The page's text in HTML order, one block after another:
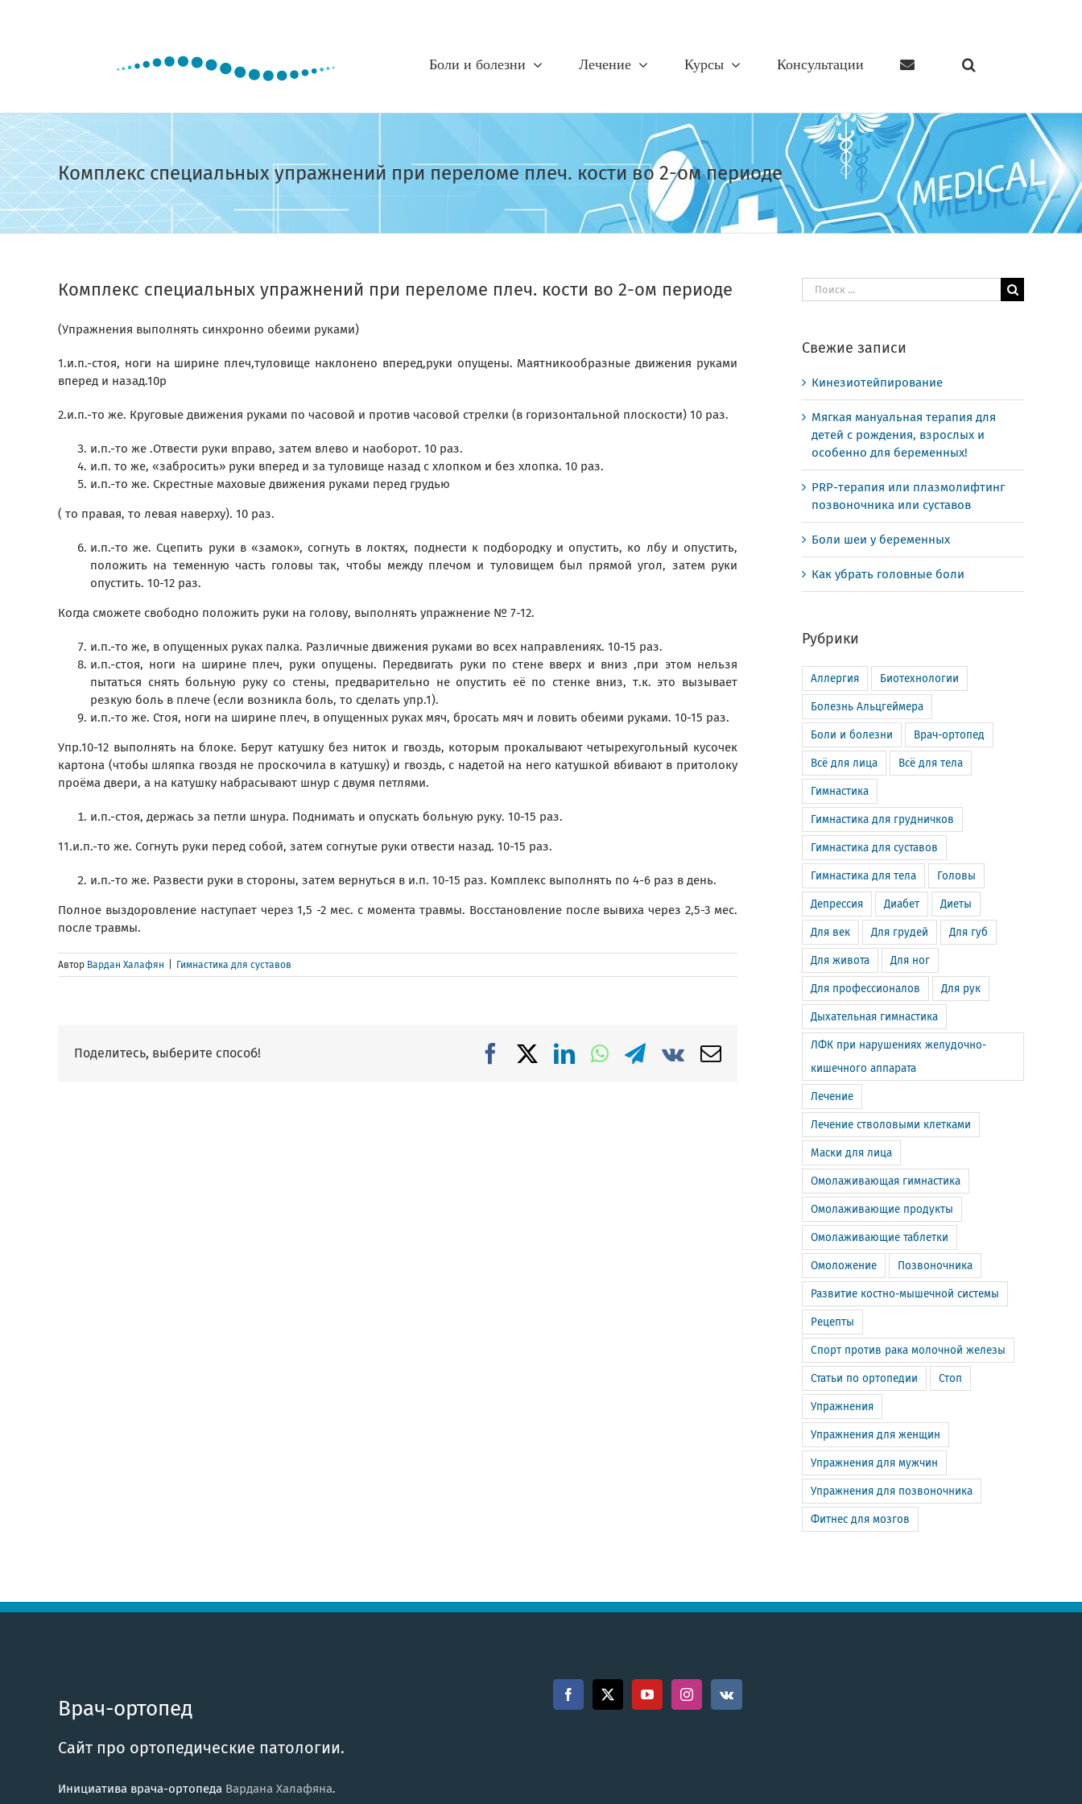
Боли и болезни Лечение Курсы Консультации
Комплекс специальных упражнений при переломе плеч. кости во 2-ом периоде
Комплекс специальных упражнений при переломе плеч. кости во 2-ом периоде
(Упражнения выполнять синхронно обеими руками)
1.и.п.-стоя, ноги на ширине плеч,туловище наклонено вперед,руки опущены. Маятникообразные движения руками
вперед и назад.10р
2.и.п.-то же. Круговые движения руками по часовой и против часовой стрелки (в горизонтальной плоскости) 10 раз.
и.п.-то же .Отвести руки вправо, затем влево и наоборот. 10 раз.
и.п. то же, «забросить» руки вперед и за туловище назад с хлопком и без хлопка. 10 раз.
и.п.-то же. Скрестные маховые движения руками перед грудью
( то правая, то левая наверху). 10 раз.
и.п.-то же. Сцепить руки в «замок», согнуть в локтях, поднести к подбородку и опустить, ко лбу и опустить,
положить на теменную часть головы так, чтобы между плечом и туловищем был прямой угол, затем руки
опустить. 10-12 раз.
Когда сможете свободно положить руки на голову, выполнять упражнение № 7-12.
и.п.-то же, в опущенных руках палка. Различные движения руками во всех направлениях. 10-15 раз.
и.п.-стоя, ноги на ширине плеч, руки опущены. Передвигать руки по стене вверх и вниз ,при этом нельзя
пытаться снять больную руку со стены, предварительно не опустить её по стенке вниз, т.к. это вызывает
резкую боль в плече (если возникла боль, то сделать упр.1).
и.п.-то же. Стоя, ноги на ширине плеч, в опущенных руках мяч, бросать мяч и ловить обеими руками. 10-15 раз.
Упр.10-12 выполнять на блоке. Берут катушку без ниток и гвоздь, которым прокалывают четырехугольный кусочек
картона (чтобы шляпка гвоздя не проскочила в катушку) и гвоздь, с надетой на него катушкой вбивают в притолоку
проёма двери, а на катушку набрасывают шнур с двумя петлями.
и.п.-стоя, держась за петли шнура. Поднимать и опускать больную руку. 10-15 раз.
11.и.п.-то же. Согнуть руки перед собой, затем согнутые руки отвести назад. 10-15 раз.
и.п.-то же. Развести руки в стороны, затем вернуться в и.п. 10-15 раз. Комплекс выполнять по 4-6 раз в день.
Полное выздоровление наступает через 1,5 -2 мес. с момента травмы. Восстановление после вывиха через 2,5-3 мес.
после травмы.
Автор Вардан Халафян Гимнастика для суставов
Поделитесь, выберите способ! FacebookLinkedIn
WhatsApp
Telegram
Vk Email
Результат
поиска:
Свежие записи
Кинезиотейпирование
Мягкая мануальная терапия для
детей с рождения, взрослых и
особенно для беременных!
PRP-терапия или плазмолифтинг
позвоночника или суставов
Боли шеи у беременных
Как убрать головные боли
Рубрики
Аллергия Биотехнологии
Болезнь Альцгеймера
Боли и болезни Врач-ортопед
Всё для лица Всё для тела
Гимнастика
Гимнастика для грудничков
Гимнастика для суставов
Гимнастика для тела Головы
Депрессия Диабет Диеты
Для век Для грудей Для губ
Для живота Для ног
Для профессионалов Для рук
Дыхательная гимнастика
ЛФК при нарушениях желудочно-
кишечного аппарата
Лечение
Лечение стволовыми клетками
Маски для лица
Омолаживающая гимнастика
Омолаживающие продукты
Омолаживающие таблетки
Омоложение Позвоночника
Развитие костно-мышечной системы
Рецепты
Спорт против рака молочной железы
Статьи по ортопедии Стоп
Упражнения
Упражнения для женщин
Упражнения для мужчин
Упражнения для позвоночника
Фитнес для мозгов
Врач-ортопед
Сайт про ортопедические патологии.
Инициатива врача-ортопеда Вардана Халафяна.